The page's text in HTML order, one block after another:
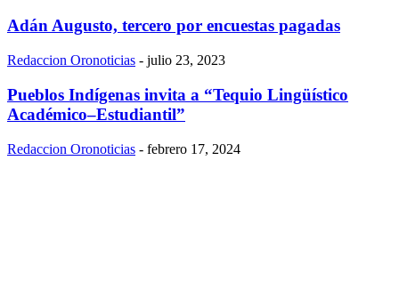
Adán Augusto, tercero por encuestas pagadas
Redaccion Oronoticias - julio 23, 2023
Pueblos Indígenas invita a “Tequio Lingüístico
Académico–Estudiantil”
Redaccion Oronoticias - febrero 17, 2024